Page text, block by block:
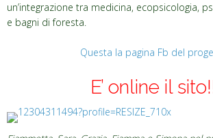
un’integrazione tra medicina, ecopsicologia,
e bagni di foresta.
Questa la pagina Fb del
E’ online il